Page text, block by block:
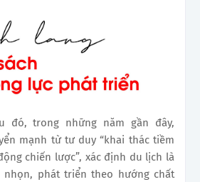
đó, trong những năm gần đây,
mạnh từ tư duy “khai thác tiềm
chiến lược”, xác định du lịch là
phát triển theo hướng chất